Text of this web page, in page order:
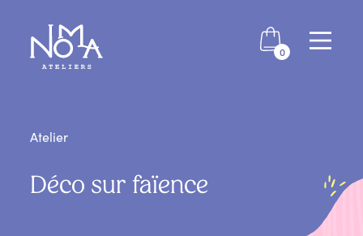
0
Atelier
Déco sur faïence